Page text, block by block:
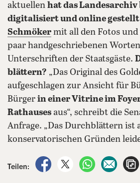
aktuellen hat das Landesarchiv
digitalisiert und online gestellt
Schmöker mit all den Fotos
paar handgeschriebenen
Unterschriften der Staatsgäste.
blättern? „Das Original des
aufgeschlagen zur Ansicht für
Bürger in einer Vitrine im
Rathauses aus“, schreibt die
Anfrage. „Das Durchblättern ist
konservatorischen Gründen
Teilen:
auf Facebook teilen
auf X teilen
per per